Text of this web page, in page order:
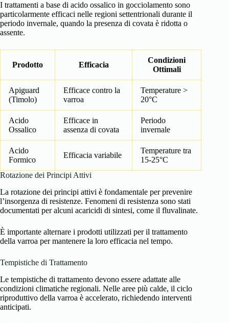
I trattamenti a base di acido ossalico in gocciolamento sono
particolarmente efficaci nelle regioni settentrionali durante il
periodo invernale, quando la presenza di covata è ridotta o
assente.
Prodotto Efficacia
Condizioni
Ottimali
Apiguard
(Timolo)
Efficace contro la
varroa
Temperature >
20°C
Acido
Ossalico
Efficace in
assenza di covata
Periodo
invernale
Acido
Formico
Efficacia variabile
Temperature tra
15-25°C
Rotazione dei Principi Attivi
La rotazione dei principi attivi è fondamentale per prevenire
l’insorgenza di resistenze. Fenomeni di resistenza sono stati
documentati per alcuni acaricidi di sintesi, come il fluvalinate.
È importante alternare i prodotti utilizzati per il trattamento
della varroa per mantenere la loro efficacia nel tempo.
Tempistiche di Trattamento
Le tempistiche di trattamento devono essere adattate alle
condizioni climatiche regionali. Nelle aree più calde, il ciclo
riproduttivo della varroa è accelerato, richiedendo interventi
anticipati.